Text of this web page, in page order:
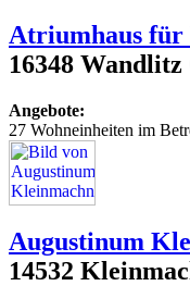
Atriumhaus für
16348
Angebote:
27 Wohneinheiten im
Augustinum
14532